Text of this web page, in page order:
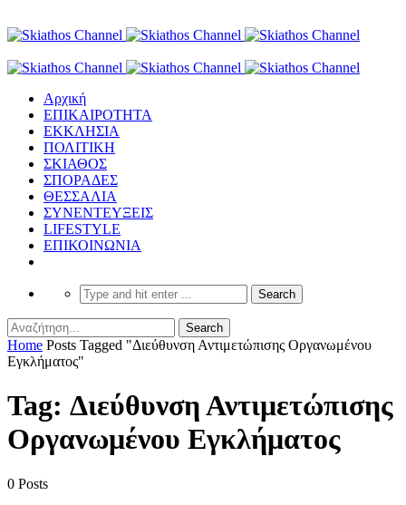
Αρχική
ΕΠΙΚΑΙΡΟΤΗΤΑ
ΕΚΚΛΗΣΙΑ
ΠΟΛΙΤΙΚΗ
ΣΚΙΑΘΟΣ
ΣΠΟΡΑΔΕΣ
ΘΕΣΣΑΛΙΑ
ΣΥΝΕΝΤΕΥΞΕΙΣ
LIFESTYLE
ΕΠΙΚΟΙΝΩΝΙΑ
Home Posts Tagged "Διεύθυνση Αντιμετώπισης Οργανωμένου
Εγκλήματος"
Tag: Διεύθυνση Αντιμετώπισης
Οργανωμένου Εγκλήματος
0 Posts